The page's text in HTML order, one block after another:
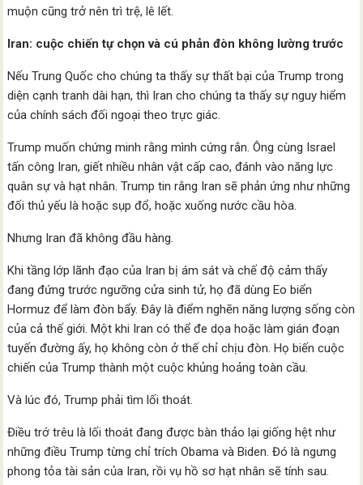
muộn cũng trở nên trì trệ, lê lết.
Iran: cuộc chiến tự chọn và cú phản đòn không lường trước
Nếu Trung Quốc cho chúng ta thấy sự thất bại của Trump trong
diện cạnh tranh dài hạn, thì Iran cho chúng ta thấy sự nguy hiểm
của chính sách đối ngoại theo trực giác.
Trump muốn chứng minh rằng mình cứng rắn. Ông cùng Israel
tấn công Iran, giết nhiều nhân vật cấp cao, đánh vào năng lực
quân sự và hạt nhân. Trump tin rằng Iran sẽ phản ứng như những
đối thủ yếu là hoặc sụp đổ, hoặc xuống nước cầu hòa.
Nhưng Iran đã không đầu hàng.
Khi tầng lớp lãnh đạo của Iran bị ám sát và chế độ cảm thấy
đang đứng trước ngưỡng cửa sinh tử, họ đã dùng Eo biển
Hormuz để làm đòn bẩy. Đây là điểm nghẽn năng lượng sống còn
của cả thế giới. Một khi Iran có thể đe dọa hoặc làm gián đoạn
tuyến đường ấy, họ không còn ở thế chỉ chịu đòn. Họ biến cuộc
chiến của Trump thành một cuộc khủng hoảng toàn cầu.
Và lúc đó, Trump phải tìm lối thoát.
Điều trớ trêu là lối thoát đang được bàn thảo lại giống hệt như
những điều Trump từng chỉ trích Obama và Biden. Đó là ngưng
phong tỏa tài sản của Iran, rồi vụ hồ sơ hạt nhân sẽ tính sau.